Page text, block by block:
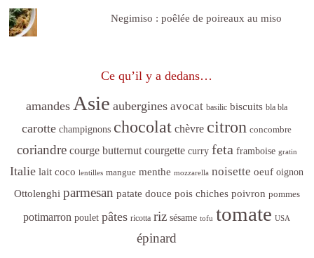
Negimiso : poêlée de poireaux au miso
Ce qu’il y a dedans…
amandes Asie aubergines avocat basilic biscuits bla bla
carotte champignons chocolat chèvre citron concombre
coriandre courge butternut courgette curry feta framboise gratin
Italie lait coco lentilles mangue menthe mozzarella noisette oeuf oignon
Ottolenghi parmesan patate douce pois chiches poivron pommes
potimarron poulet pâtes ricotta riz sésame tofu tomate USA
épinard